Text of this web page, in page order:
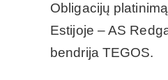
Obligacijų
Estijoje – AS
bendrija TEGOS.